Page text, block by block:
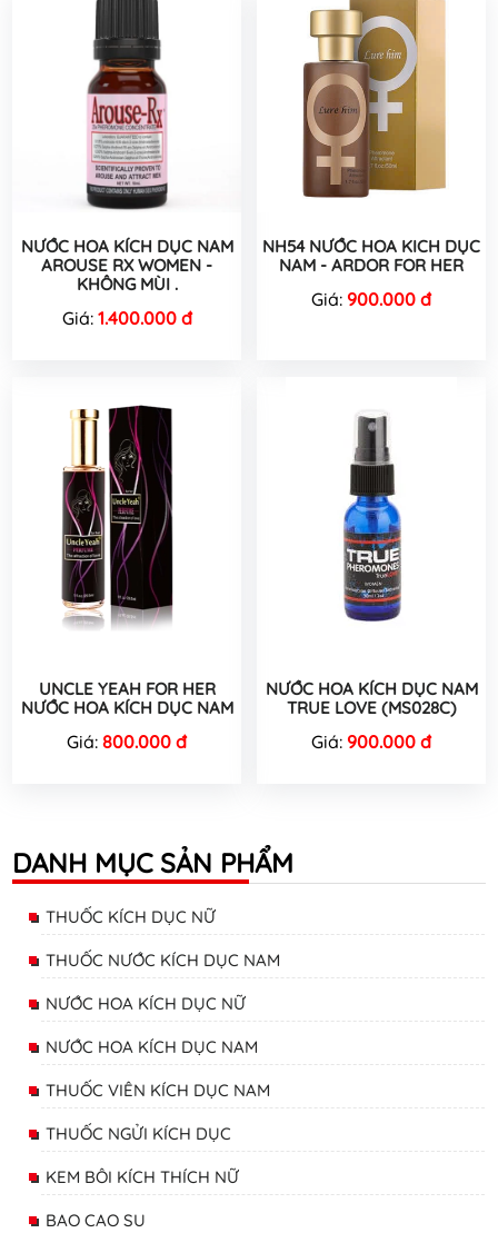
NƯỚC HOA KÍCH DỤC NAM
AROUSE RX WOMEN -
KHÔNG MÙI .
Giá: 1.400.000 đ
NH54 NƯỚC HOA KICH DỤC
NAM - ARDOR FOR HER
Giá: 900.000 đ
UNCLE YEAH FOR HER
NƯỚC HOA KÍCH DỤC NAM
Giá: 800.000 đ
NƯỚC HOA KÍCH DỤC NAM
TRUE LOVE (MS028C)
Giá: 900.000 đ
DANH MỤC SẢN PHẨM
THUỐC KÍCH DỤC NỮ
THUỐC NƯỚC KÍCH DỤC NAM
NƯỚC HOA KÍCH DỤC NỮ
NƯỚC HOA KÍCH DỤC NAM
THUỐC VIÊN KÍCH DỤC NAM
THUỐC NGỬI KÍCH DỤC
KEM BÔI KÍCH THÍCH NỮ
BAO CAO SU